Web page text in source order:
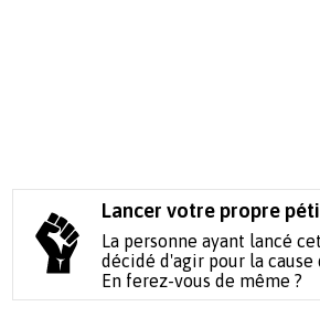
Lancer votre propre
La personne ayant lancé
décidé d'agir pour la
En ferez-vous de même ?